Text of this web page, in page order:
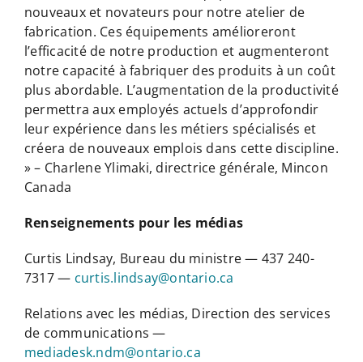
nouveaux et novateurs pour notre atelier de
fabrication. Ces équipements amélioreront
l’efficacité de notre production et augmenteront
notre capacité à fabriquer des produits à un coût
plus abordable. L’augmentation de la productivité
permettra aux employés actuels d’approfondir
leur expérience dans les métiers spécialisés et
créera de nouveaux emplois dans cette discipline.
» – Charlene Ylimaki, directrice générale, Mincon
Canada
Renseignements pour les médias
Curtis Lindsay, Bureau du ministre — 437 240-
7317 — curtis.lindsay@ontario.ca
Relations avec les médias, Direction des services
de communications —
mediadesk.ndm@ontario.ca